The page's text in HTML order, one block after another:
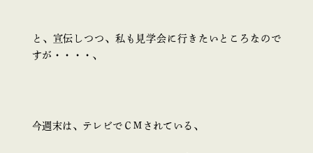
と、宣伝しつつ、私も見学会に行きたいところなので
すが・・・・、
今週末は、テレビでＣＭされている、